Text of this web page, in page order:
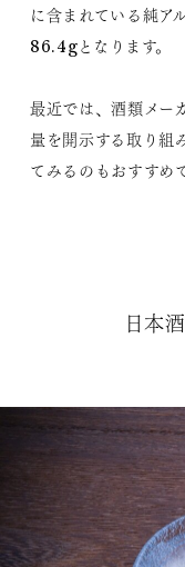
に含まれている純
86.4gとなります。
最近では、酒類メー
量を開示する取り組
てみるのもおすすめで
日本